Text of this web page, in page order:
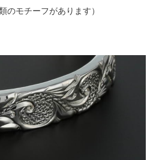
のモチーフがあります）